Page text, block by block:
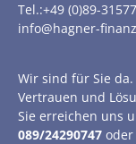
Tel.:+49 (0)89-
info@hagner-
Wir sind für Sie
Vertrauen und
Sie erreichen uns
089/24290747